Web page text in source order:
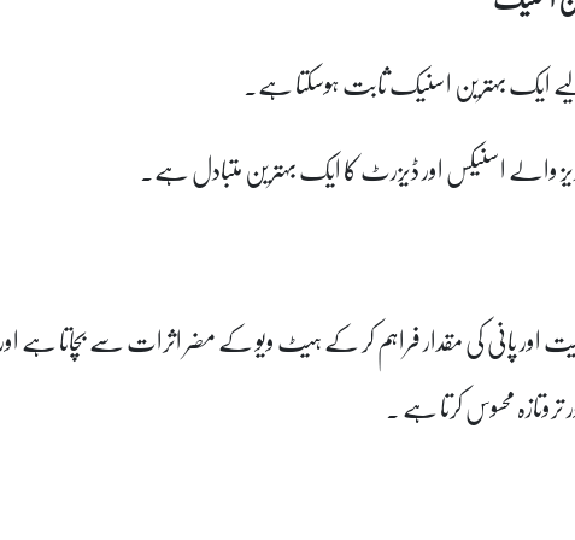
ایک بہترین اسنیک ثابت ہوسکتا ہے۔
والے اسنیکس اور ڈیزرٹ کا ایک بہترین متبادل ہے۔
اور پانی کی مقدار فراہم کر کے ہیٹ ویو کے مضر اثرات سے بچاتا ہے
تروتازہ محسوس کرتا ہے ۔